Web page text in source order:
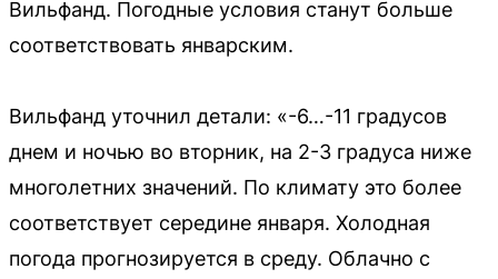
Вильфанд. Погодные условия станут больше
соответствовать январским.
Вильфанд уточнил детали: «-6…-11 градусов
днем и ночью во вторник, на 2-3 градуса ниже
многолетних значений. По климату это более
соответствует середине января. Холодная
погода прогнозируется в среду. Облачно с